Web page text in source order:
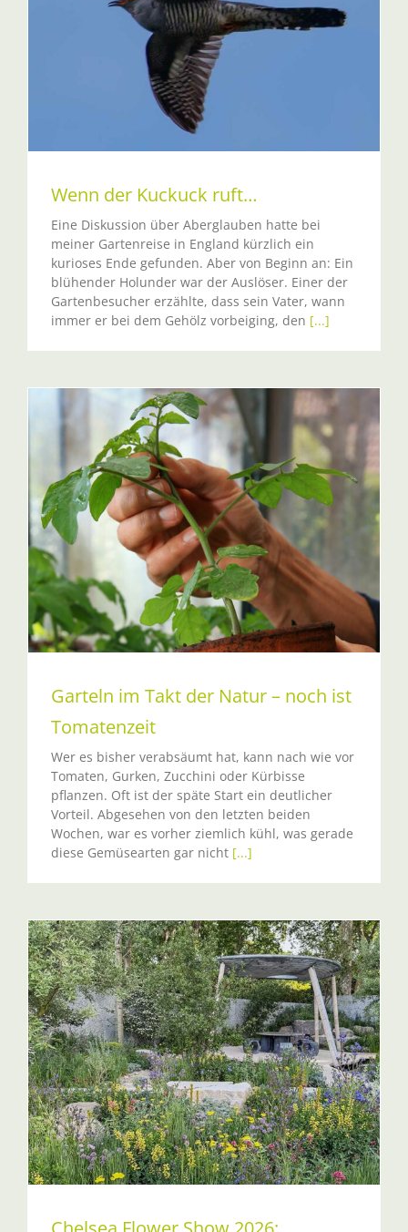
Wenn der Kuckuck ruft…
Eine Diskussion über Aberglauben hatte bei
meiner Gartenreise in England kürzlich ein
kurioses Ende gefunden. Aber von Beginn an: Ein
blühender Holunder war der Auslöser. Einer der
Gartenbesucher erzählte, dass sein Vater, wann
immer er bei dem Gehölz vorbeiging, den [...]
Garteln im Takt der Natur – noch ist
Tomatenzeit
Wer es bisher verabsäumt hat, kann nach wie vor
Tomaten, Gurken, Zucchini oder Kürbisse
pflanzen. Oft ist der späte Start ein deutlicher
Vorteil. Abgesehen von den letzten beiden
Wochen, war es vorher ziemlich kühl, was gerade
diese Gemüsearten gar nicht [...]